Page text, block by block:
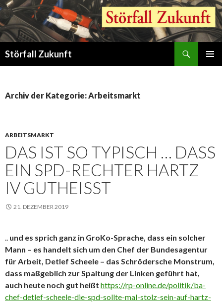
Störfall Zukunft
Archiv der Kategorie: Arbeitsmarkt
ARBEITSMARKT
DAS IST SO TYPISCH … DASS
EIN SPD-RECHTER HARTZ
IV GUTHEISST
21. DEZEMBER 2019
.. und es sprich ganz in GroKo-Sprache, dass ein solcher
Mann – es handelt sich um den Chef der Bundesagentur
für Arbeit, Detlef Scheele – das Schrödersche Monstrum,
dass maßgeblich zur Spaltung der Linken geführt hat,
auch heute noch gut heißt https://rp-online.de/politik/ba-
chef-detlef-scheele-die-spd-sollte-mal-stolz-sein-auf-hartz-